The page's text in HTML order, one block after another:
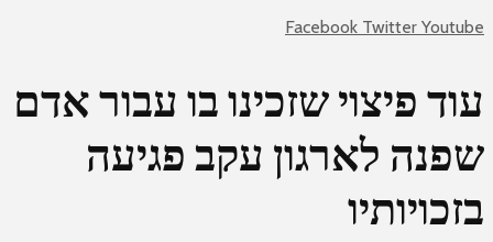
Facebook Twitter Youtube
עוד פיצוי שזכינו בו עבור אדם
שפנה לארגון עקב פגיעה
בזכויותיו